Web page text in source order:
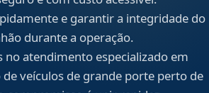
e garantir a integridade do
durante a operação.
no atendimento especializado em
veículos de grande porte perto de